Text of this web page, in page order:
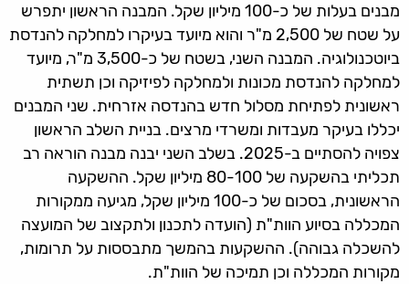
מבנים בעלות של כ-100 מיליון שקל. המבנה הראשון יתפרש
על שטח של 2,500 מ"ר והוא מיועד בעיקרו למחלקה להנדסת
ביוטכנולוגיה. המבנה השני, בשטח של כ-3,500 מ"ר, מיועד
למחלקה להנדסת מכונות ולמחלקה לפיזיקה וכן תשתית
ראשונית לפתיחת מסלול חדש בהנדסה אזרחית. שני המבנים
יכללו בעיקר מעבדות ומשרדי מרצים. בניית השלב הראשון
צפויה להסתיים ב-2025. בשלב השני יבנה מבנה הוראה רב
תכליתי בהשקעה של 80-100 מיליון שקל. ההשקעה
הראשונית, בסכום של כ-100 מיליון שקל, מגיעה ממקורות
המכללה בסיוע הוות"ת (הועדה לתכנון ולתקצוב של המועצה
להשכלה גבוהה). ההשקעות בהמשך מתבססות על תרומות,
מקורות המכללה וכן תמיכה של הוות"ת.